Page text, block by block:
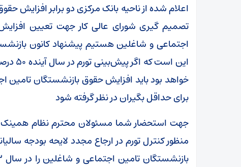
اعلام شده از ناحیه بانک مرکزی دو برابر افزایش
تصمیم گیری شورای عالی کار جهت تعیین
اجتماعی و شاغلین هستیم پیشنهاد کانون
این
برای حداقل بگیران در نظر گرفته شود
جهت استحضار شما مسئولان محترم نظام
منظور کنترل تورم در ارجاع مجدد لایحه بودجه